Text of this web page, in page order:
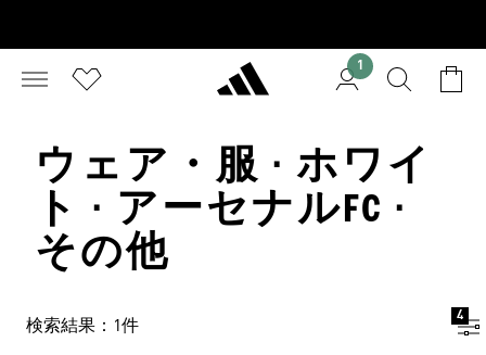
1
ウェア・服 · ホワイ
ト · アーセナルFC ·
その他
検索結果：1件
4